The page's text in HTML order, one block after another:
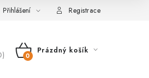
použivání souboru cookies
Přihlášení Registrace
NÁKUPNÍ
Prázdný košík